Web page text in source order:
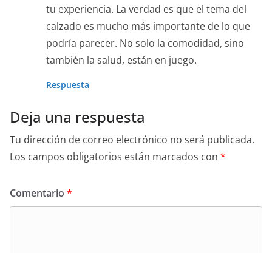
tu experiencia. La verdad es que el tema del
calzado es mucho más importante de lo que
podría parecer. No solo la comodidad, sino
también la salud, están en juego.
Respuesta
Deja una respuesta
Tu dirección de correo electrónico no será publicada.
Los campos obligatorios están marcados con *
Comentario *